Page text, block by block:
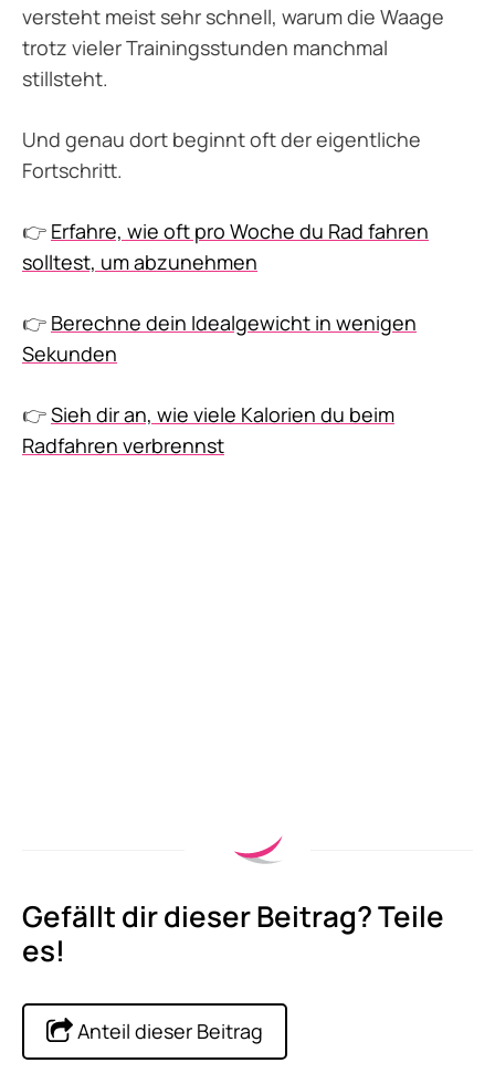
versteht meist sehr schnell, warum die Waage
trotz vieler Trainingsstunden manchmal
stillsteht.
Und genau dort beginnt oft der eigentliche
Fortschritt.
👉 Erfahre, wie oft pro Woche du Rad fahren
solltest, um abzunehmen
👉 Berechne dein Idealgewicht in wenigen
Sekunden
👉Sieh dir an, wie viele Kalorien du beim
Radfahren verbrennst
Gefällt dir dieser Beitrag? Teile
es!
Anteil dieser Beitrag